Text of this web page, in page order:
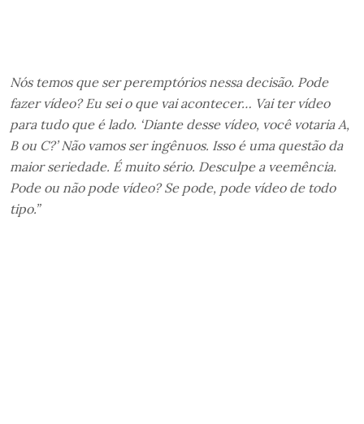
Nós temos que ser peremptórios nessa decisão. Pode
fazer vídeo? Eu sei o que vai acontecer… Vai ter vídeo
para tudo que é lado. ‘Diante desse vídeo, você votaria A,
B ou C?’ Não vamos ser ingênuos. Isso é uma questão da
maior seriedade. É muito sério. Desculpe a veemência.
Pode ou não pode vídeo? Se pode, pode vídeo de todo
tipo.”